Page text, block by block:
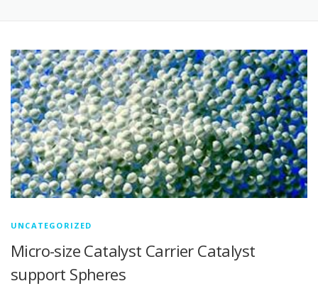
UNCATEGORIZED
Micro-size Catalyst Carrier Catalyst
support Spheres